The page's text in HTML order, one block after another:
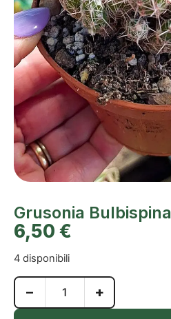
Grusonia Bulbispina
6,50 €
4 disponibili
− +